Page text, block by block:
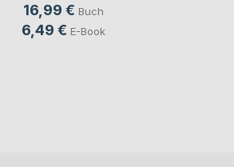
16,99 € Buch
6,49 € E-Book